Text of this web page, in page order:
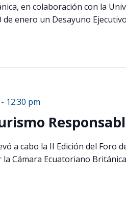
en colaboración con la
de enero un Desayuno
- 12:30 pm
a cabo la II Edición del Foro
Cámara Ecuatoriano